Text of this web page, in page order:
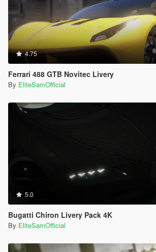
4.75
Ferrari 488 GTB Novitec Livery
By EliteSamOfficial
5.0
Bugatti Chiron Livery Pack 4K
By EliteSamOfficial